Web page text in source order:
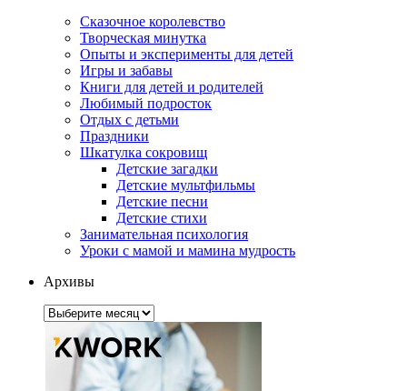
Сказочное королевство
Творческая минутка
Опыты и эксперименты для детей
Игры и забавы
Книги для детей и родителей
Любимый подросток
Отдых с детьми
Праздники
Шкатулка сокровищ
Детские загадки
Детские мультфильмы
Детские песни
Детские стихи
Занимательная психология
Уроки с мамой и мамина мудрость
Архивы
Архивы